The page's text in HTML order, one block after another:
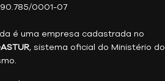
0001-07
é uma empresa cadastrada no
, sistema oficial do Ministério do